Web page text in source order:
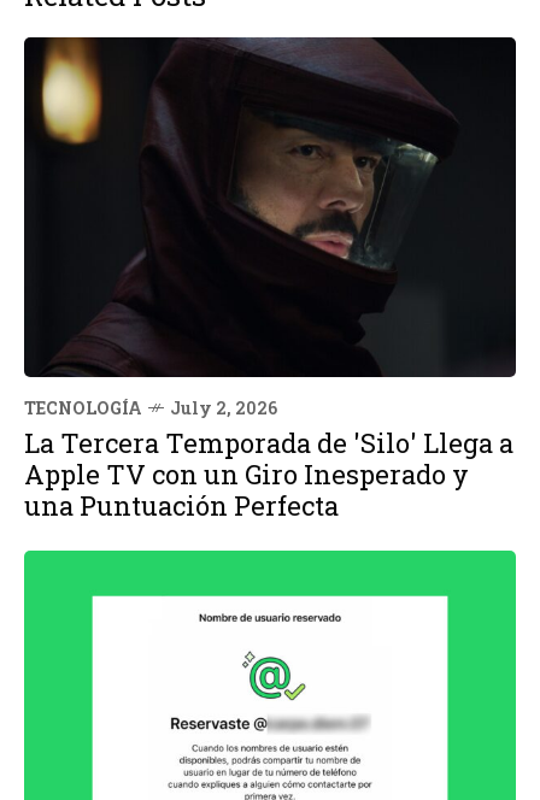
TECNOLOGÍA July 2, 2026
La Tercera Temporada de 'Silo' Llega a
Apple TV con un Giro Inesperado y
una Puntuación Perfecta